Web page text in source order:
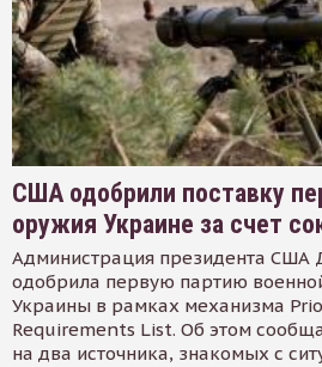
США одобрили поставку
оружия Украине за счет
Администрация президента США
одобрила первую партию
Украины в рамках механизма
Requirements List. Об этом
на два источника, знакомых с